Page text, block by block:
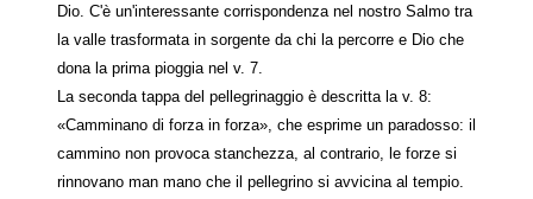
Dio. C'è un'interessante corrispondenza nel nostro Salmo tra
la valle trasformata in sorgente da chi la percorre e Dio che
dona la prima pioggia nel v. 7.
La seconda tappa del pellegrinaggio è descritta la v. 8:
«Camminano di forza in forza», che esprime un paradosso: il
cammino non provoca stanchezza, al contrario, le forze si
rinnovano man mano che il pellegrino si avvicina al tempio.